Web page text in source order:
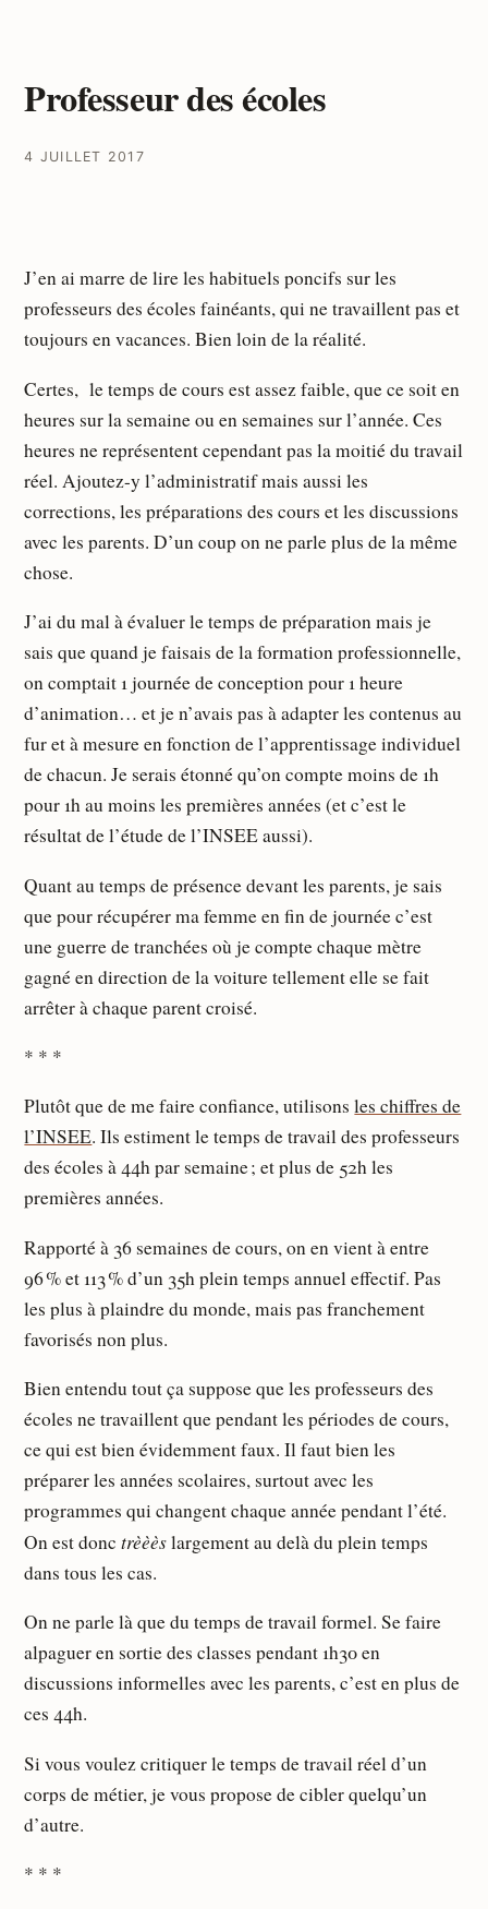
Professeur des écoles
4 JUILLET 2017
J’en ai marre de lire les habituels poncifs sur les
professeurs des écoles fainéants, qui ne travaillent pas et
toujours en vacances. Bien loin de la réalité.
Certes, le temps de cours est assez faible, que ce soit en
heures sur la semaine ou en semaines sur l’année. Ces
heures ne représentent cependant pas la moitié du travail
réel. Ajoutez-y l’administratif mais aussi les
corrections, les préparations des cours et les discussions
avec les parents. D’un coup on ne parle plus de la même
chose.
J’ai du mal à évaluer le temps de préparation mais je
sais que quand je faisais de la formation professionnelle,
on comptait 1 journée de conception pour 1 heure
d’animation… et je n’avais pas à adapter les contenus au
fur et à mesure en fonction de l’apprentissage individuel
de chacun. Je serais étonné qu’on compte moins de 1h
pour 1h au moins les premières années (et c’est le
résultat de l’étude de l’INSEE aussi).
Quant au temps de présence devant les parents, je sais
que pour récupérer ma femme en fin de journée c’est
une guerre de tranchées où je compte chaque mètre
gagné en direction de la voiture tellement elle se fait
arrêter à chaque parent croisé.
* * *
Plutôt que de me faire confiance, utilisonsles chiffres de
l’INSEE. Ils estiment le temps de travail des professeurs
des écoles à 44h par semaine ; et plus de 52h les
premières années.
Rapporté à 36 semaines de cours, on en vient à entre
96 % et 113 % d’un 35h plein temps annuel effectif. Pas
les plus à plaindre du monde, mais pas franchement
favorisés non plus.
Bien entendu tout ça suppose que les professeurs des
écoles ne travaillent que pendant les périodes de cours,
ce qui est bien évidemment faux. Il faut bien les
préparer les années scolaires, surtout avec les
programmes qui changent chaque année pendant l’été.
On est donctrèèèslargement au delà du plein temps
dans tous les cas.
On ne parle là que du temps de travail formel. Se faire
alpaguer en sortie des classes pendant 1h30 en
discussions informelles avec les parents, c’est en plus de
ces 44h.
Si vous voulez critiquer le temps de travail réel d’un
corps de métier, je vous propose de cibler quelqu’un
d’autre.
* * *